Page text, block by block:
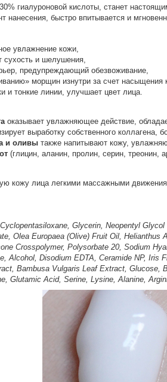
гиалуроновой кислоты, станет
нанесения, быстро впитывается и
увлажнение кожи,
сухость и шелушения,
предупреждающий обезвоживание,
морщин изнутри за счет насыщения
и тонкие линии, улучшает цвет лица.
оказывает увлажняющее действие,
выработку собственного коллагена,
и оливытакже напитывают кожу,
(глицин, аланин, пролин, серин, треонин,
кожу лица легкими массажными
Glycerin, Neopentyl
Olea Europaea (Olive) Fruit Oil, Helianthus
Crosspolymer, Polysorbate 20, Sodium
Alcohol, Disodium EDTA, Ceramide NP,
Bambusa Vulgaris Leaf Extract, Glucose,
Glutamic Acid, Serine, Lysine, Alanine,